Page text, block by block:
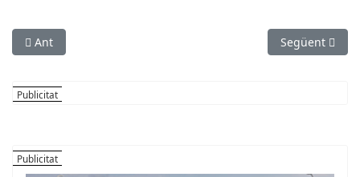
Article anterior: Set municipis de la comarca signen un
Ant Article
Següent